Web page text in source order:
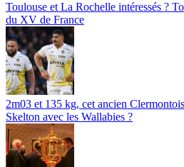
Toulouse et La Rochelle intéressés ?
du XV de France
2m03 et 135 kg, cet ancien
Skelton avec les Wallabies ?